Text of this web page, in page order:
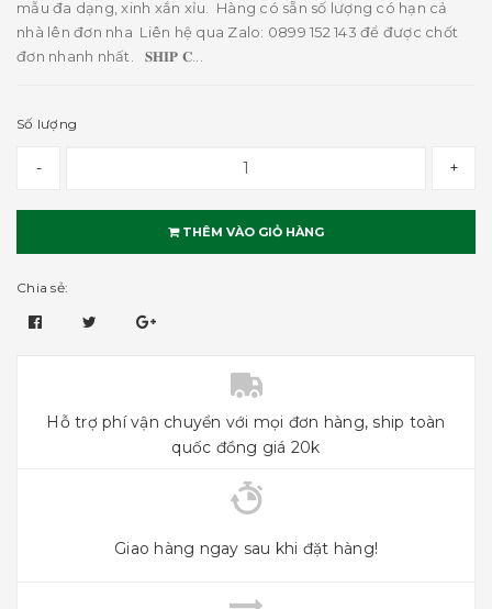
mẫu đa dạng, xinh xắn xỉu. Hàng có sẵn số lượng có hạn cả
nhà lên đơn nha Liên hệ qua Zalo: 0899 152 143 để được chốt
đơn nhanh nhất. 𝐒𝐇𝐈𝐏 𝐂...
Số lượng
- +
THÊM VÀO GIỎ HÀNG
Chia sẻ:
Hỗ trợ phí vận chuyển với mọi đơn hàng, ship toàn
quốc đồng giá 20k
Giao hàng ngay sau khi đặt hàng!